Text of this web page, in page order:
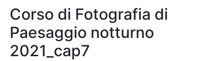
Corso di Fotografia di
Paesaggio notturno
2021_cap7